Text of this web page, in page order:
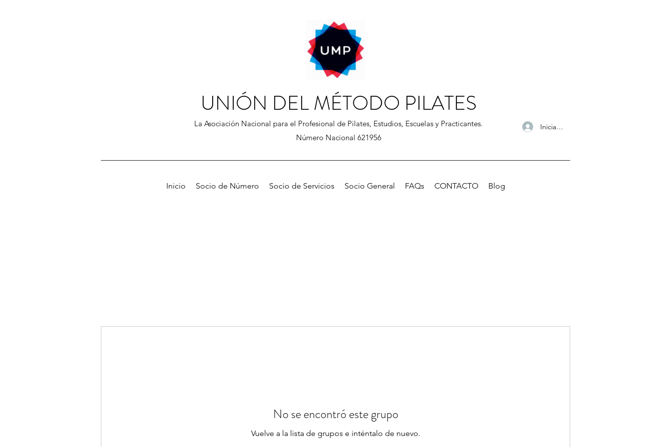
UNIÓN DEL MÉTODO PILATES
La Asociación Nacional para el Profesional de Pilates, Estudios, Escuelas y Practicantes.
Número Nacional 621956
Iniciar sesión
Inicio Socio de Número Socio de Servicios Socio General FAQs CONTACTO Blog
No se encontró este grupo
Vuelve a la lista de grupos e inténtalo de nuevo.